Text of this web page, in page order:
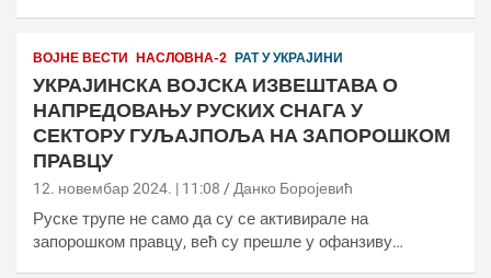
ВОЈНЕ ВЕСТИ НАСЛОВНА-2 РАТ У УКРАЈИНИ
УКРАЈИНСКА ВОЈСКА ИЗВЕШТАВА О
НАПРЕДОВАЊУ РУСКИХ СНАГА У
СЕКТОРУ ГУЉАЈПОЉА НА ЗАПОРОШКОМ
ПРАВЦУ
12. новембар 2024. | 11:08 Данко Боројевић
Руске трупе не само да су се активирале на
запорошком правцу, већ су прешле у офанзиву…